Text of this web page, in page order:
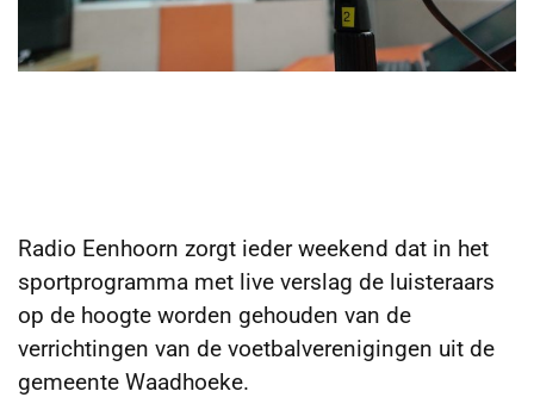
Radio Eenhoorn zorgt ieder weekend dat in het
sportprogramma met live verslag de luisteraars
op de hoogte worden gehouden van de
verrichtingen van de voetbalverenigingen uit de
gemeente Waadhoeke.